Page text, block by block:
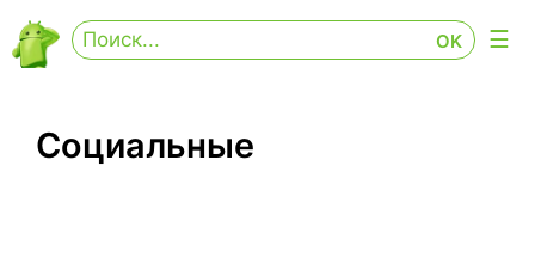
Социальные